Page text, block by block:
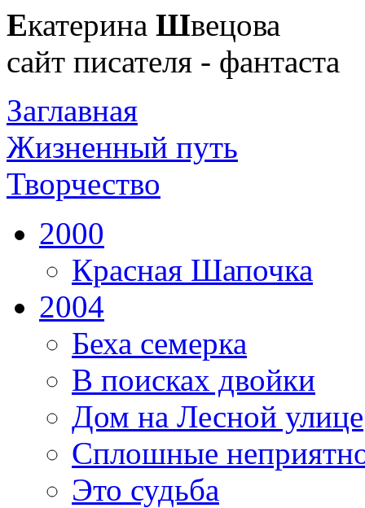
Екатерина Швецова
сайт писателя - фантаста
Заглавная
Жизненный путь
Творчество
2000
Красная Шапочка
2004
Беха семерка
В поисках двойки
Дом на Лесной улице
Сплошные
Это судьба